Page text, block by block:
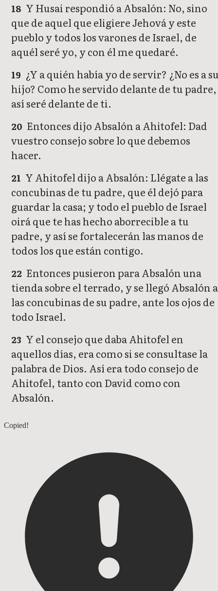
18 Y Husai respondió a Absalón: No, sino
que de aquel que eligiere Jehová y este
pueblo y todos los varones de Israel, de
aquél seré yo, y con él me quedaré.
19 ¿Y a quién había yo de servir? ¿No es a
hijo? Como he servido delante de tu padre,
así seré delante de ti.
20 Entonces dijo Absalón a Ahitofel: Dad
vuestro consejo sobre lo que debemos
hacer.
21 Y Ahitofel dijo a Absalón: Llégate a las
concubinas de tu padre, que él dejó para
guardar la casa; y todo el pueblo de Israel
oirá que te has hecho aborrecible a tu
padre, y así se fortalecerán las manos de
todos los que están contigo.
22 Entonces pusieron para Absalón una
tienda sobre el terrado, y se llegó Absalón a
las concubinas de su padre, ante los ojos de
todo Israel.
23 Y el consejo que daba Ahitofel en
aquellos días, era como si se consultase la
palabra de Dios. Así era todo consejo de
Ahitofel, tanto con David como con
Absalón.
2 Samuel 15
Copied!